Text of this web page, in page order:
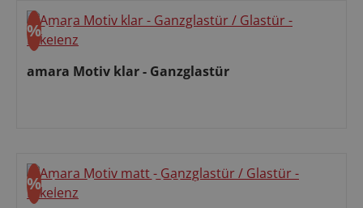
Rabatt
%Aktion
amara Motiv klar - Ganzglastür
Rabatt
%ohne ExpressAktion